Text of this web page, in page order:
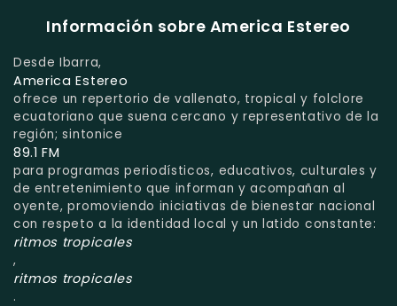
Información sobre America Estereo
Desde Ibarra,
America Estereo
ofrece un repertorio de vallenato, tropical y folclore
ecuatoriano que suena cercano y representativo de la
región; sintonice
89.1 FM
para programas periodísticos, educativos, culturales y
de entretenimiento que informan y acompañan al
oyente, promoviendo iniciativas de bienestar nacional
con respeto a la identidad local y un latido constante:
ritmos tropicales
,
ritmos tropicales
.